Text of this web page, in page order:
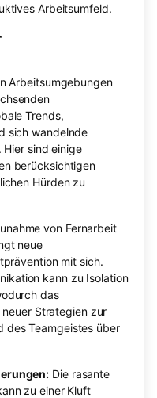
Arbeitsumfeld.
Arbeitsumgebungen
Trends,
sich wandelnde
sind einige
berücksichtigen
Hürden zu
von Fernarbeit
neue
mit sich.
kann zu Isolation
das
Strategien zur
des Teamgeistes über
Die rasante
zu einer Kluft